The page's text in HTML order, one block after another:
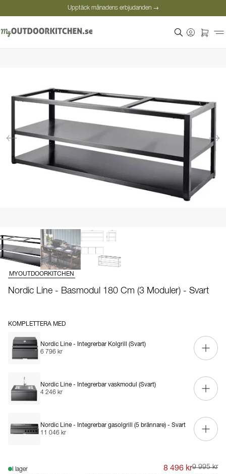
Upptäck månadens erbjudanden →
MYOUTDOORKITCHEN
Nordic Line - Basmodul 180 Cm (3 Moduler) - Svart
KOMPLETTERA MED
Nordic Line - Integrerbar Kolgrill (Svart)
6 796 kr
Nordic Line - Integrerbar vaskmodul (Svart)
4 246 kr
Nordic Line - Integrerbar gasolgrill (5 brännare) - Svart
11 046 kr
I lager
8 496 kr9 995 kr